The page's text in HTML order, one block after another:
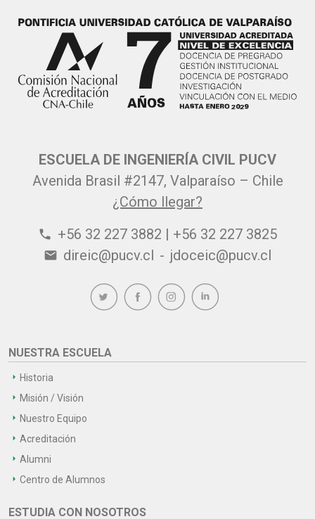
ESCUELA DE INGENIERÍA CIVIL PUCV
Avenida Brasil #2147, Valparaíso – Chile
¿Cómo llegar?
phone +56 32 227 3882 | +56 32 227 3825
email direic@pucv.cl - jdoceic@pucv.cl
NUESTRA ESCUELA
Historia
Misión / Visión
Nuestro Equipo
Acreditación
Alumni
Centro de Alumnos
ESTUDIA CON NOSOTROS